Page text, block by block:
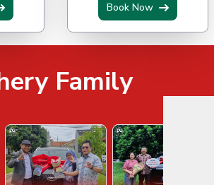
Book Now
Family